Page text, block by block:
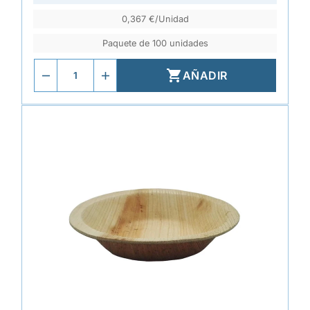
0,367 €/Unidad
Paquete de 100 unidades
AÑADIR